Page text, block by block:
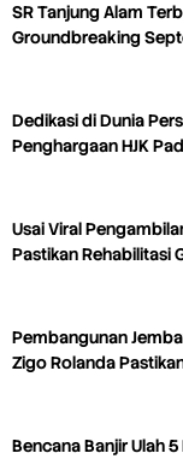
SR Tanjung Alam
Groundbreaking
Dedikasi di Dunia
Penghargaan HJK
Usai Viral
Pastikan Rehabilitasi
Pembangunan
Zigo Rolanda
Bencana Banjir Ulah